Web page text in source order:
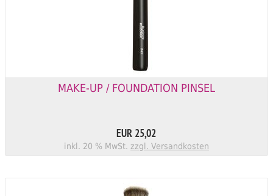
MAKE-UP / FOUNDATION PINSEL
EUR 25,02
inkl. 20 % MwSt. zzgl. Versandkosten